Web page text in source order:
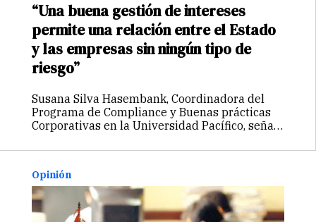
“Una buena gestión de intereses
permite una relación entre el Estado
y las empresas sin ningún tipo de
riesgo”
Susana Silva Hasembank, Coordinadora del
Programa de Compliance y Buenas prácticas
Corporativas en la Universidad Pacífico, señaló
transparencia, funciona como un engranaje
políticas que toman…
Opinión